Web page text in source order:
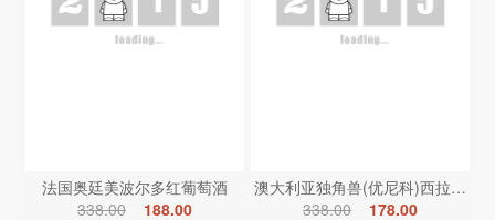
法国奥廷美波尔多红葡萄酒
338.00
188.00
澳大利亚独角兽(优尼科)西拉红葡
338.00
178.00